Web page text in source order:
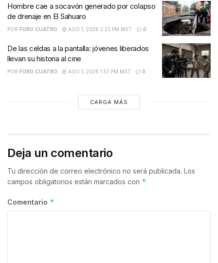
Hombre cae a socavón generado por colapso
de drenaje en El Sahuaro
POR FORO CUATRO AGO 1, 2026 2:23 PM MST 0
De las celdas a la pantalla: jóvenes liberados
llevan su historia al cine
POR FORO CUATRO AGO 1, 2026 1:57 PM MST 0
CARGA MÁS
Deja un comentario
Tu dirección de correo electrónico no será publicada. Los
campos obligatorios están marcados con *
Comentario *